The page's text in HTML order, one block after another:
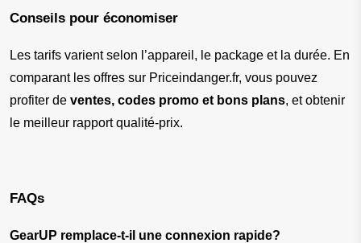
Conseils pour économiser
Les tarifs varient selon l’appareil, le package et la durée. En
comparant les offres sur Priceindanger.fr, vous pouvez
profiter de ventes, codes promo et bons plans, et obtenir
le meilleur rapport qualité-prix.
FAQs
GearUP remplace-t-il une connexion rapide?